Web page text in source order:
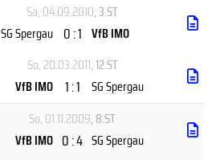
Sa, 04.09.2010, 3.ST
SG Spergau 0 : 1 VfB IMO
So, 20.03.2011, 12.ST
VfB IMO
1 : 1 SG Spergau
So, 01.11.2009, 8.ST
VfB IMO 0 : 4 SG Spergau